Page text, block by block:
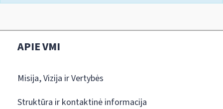
APIE VMI
Misija, Vizija ir Vertybės
Struktūra ir kontaktinė informacija